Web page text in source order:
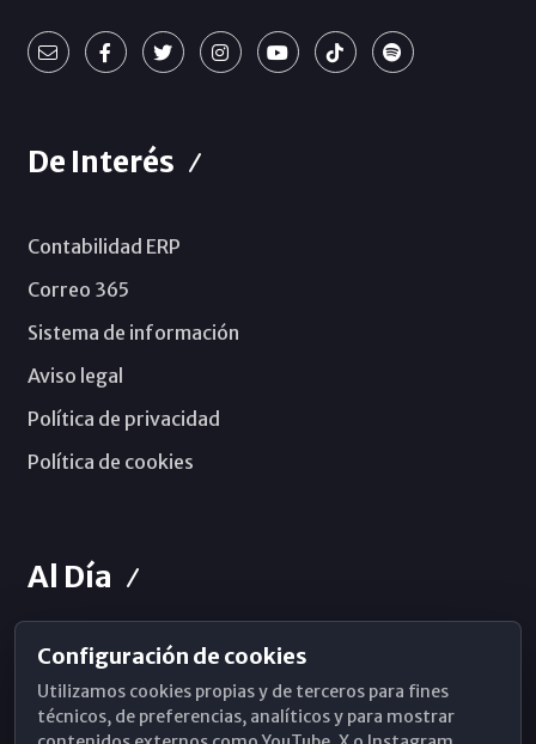
De Interés
Contabilidad ERP
Correo 365
Sistema de información
Aviso legal
Política de privacidad
Política de cookies
Al Día
Horarios de Misa
Hemeroteca
Configuración de cookies
Utilizamos cookies propias y de terceros para fines
técnicos, de preferencias, analíticos y para mostrar